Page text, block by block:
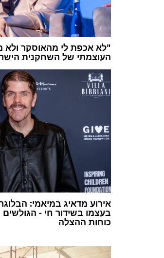
"לא אכפת לי מהאוסקר ולא
העוצמתי של השחקנית
אירוע מדאיג במיאמי:
בעצמו בשידור חי - הגולשים
כוחות ההצלה